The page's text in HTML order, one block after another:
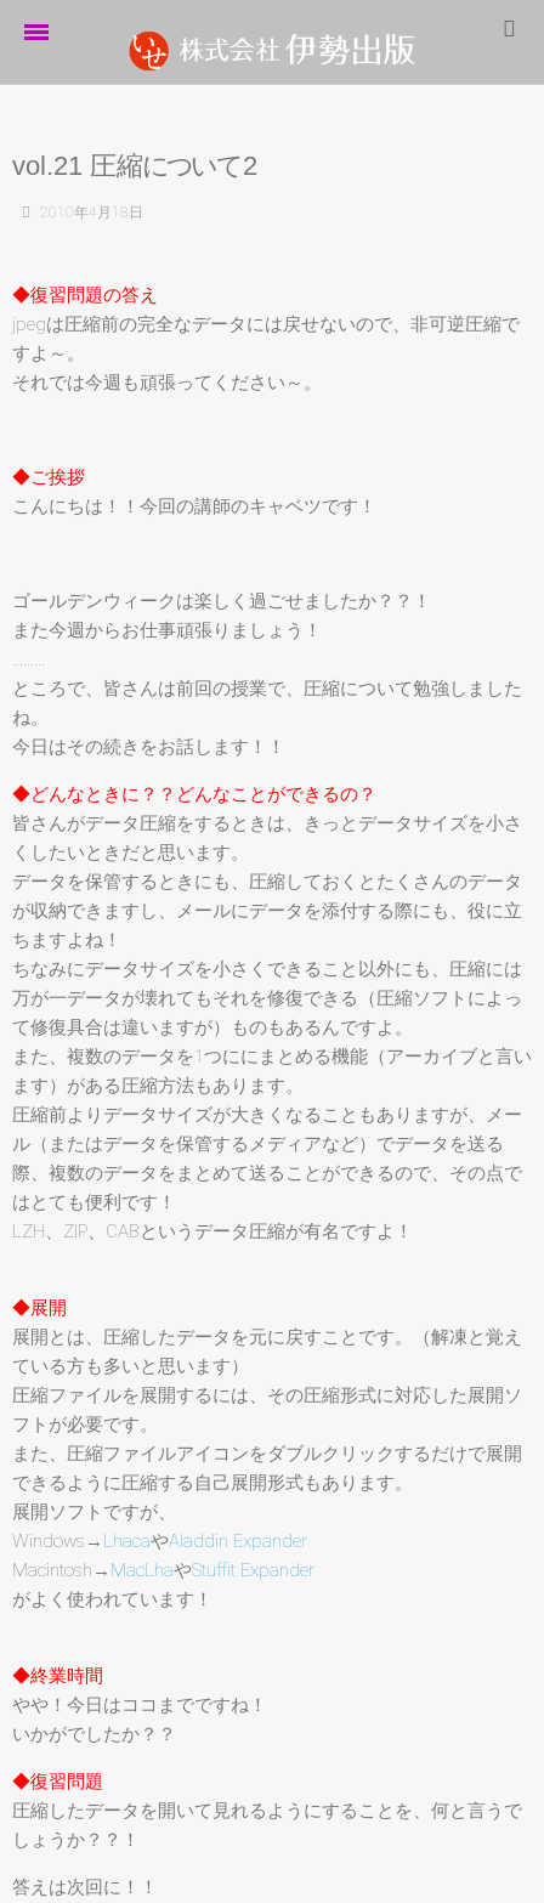
伊勢出版だより
営業案内
企業情報
採用情報
サイトマップ
vol.21 圧縮について2
2010年4月18日
◆復習問題の答え
jpegは圧縮前の完全なデータには戻せないので、非可逆圧縮で
すよ～。
それでは今週も頑張ってください～。
◆ご挨拶
こんにちは！！今回の講師のキャベツです！
ゴールデンウィークは楽しく過ごせましたか？？！
また今週からお仕事頑張りましょう！
………
ところで、皆さんは前回の授業で、圧縮について勉強しました
ね。
今日はその続きをお話します！！
◆どんなときに？？どんなことができるの？
皆さんがデータ圧縮をするときは、きっとデータサイズを小さ
くしたいときだと思います。
データを保管するときにも、圧縮しておくとたくさんのデータ
が収納できますし、メールにデータを添付する際にも、役に立
ちますよね！
ちなみにデータサイズを小さくできること以外にも、圧縮には
万が一データが壊れてもそれを修復できる（圧縮ソフトによっ
て修復具合は違いますが）ものもあるんですよ。
また、複数のデータを1つににまとめる機能（アーカイブと言い
ます）がある圧縮方法もあります。
圧縮前よりデータサイズが大きくなることもありますが、メー
ル（またはデータを保管するメディアなど）でデータを送る
際、複数のデータをまとめて送ることができるので、その点で
はとても便利です！
LZH、ZIP、CABというデータ圧縮が有名ですよ！
◆展開
展開とは、圧縮したデータを元に戻すことです。（解凍と覚え
ている方も多いと思います）
圧縮ファイルを展開するには、その圧縮形式に対応した展開ソ
フトが必要です。
また、圧縮ファイルアイコンをダブルクリックするだけで展開
できるように圧縮する自己展開形式もあります。
展開ソフトですが、
Windows→ LhacaやAladdin Expander
Macintosh→ MacLhaやStuffit Expander
がよく使われています！
◆終業時間
やや！今日はココまでですね！
いかがでしたか？？
◆復習問題
圧縮したデータを開いて見れるようにすることを、何と言うで
しょうか？？！
答えは次回に！！